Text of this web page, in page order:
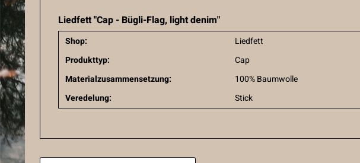
Liedfett "Cap - Bügli-Flag, light denim"
Shop:
Liedfett
Produkttyp:
Cap
Materialzusammensetzung:
100% Baumwolle
Veredelung:
Stick